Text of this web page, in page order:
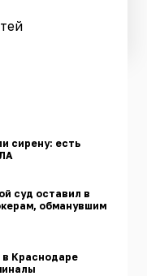
сирену: есть
суд оставил в
обманувшим
в Краснодаре